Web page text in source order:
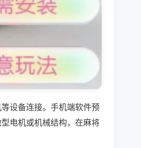
设备连接。手机端软件预
电机或机械结构，在麻将